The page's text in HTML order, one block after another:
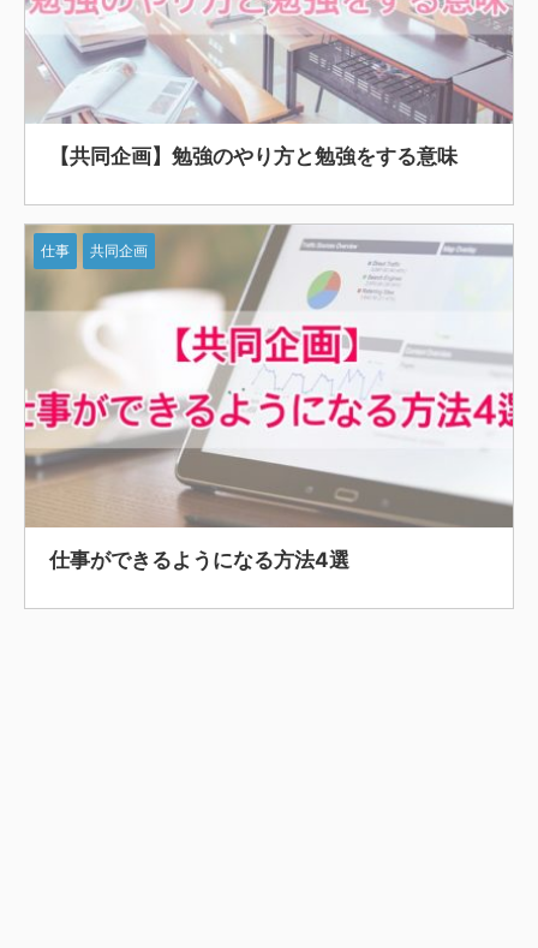
【共同企画】勉強のやり方と勉強をする意味
仕事 共同企画
仕事ができるようになる方法4選